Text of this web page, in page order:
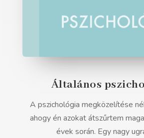
Általános
A pszichológia megközelítése
ahogy én azokat átszűrtem
évek során. Egy nagy